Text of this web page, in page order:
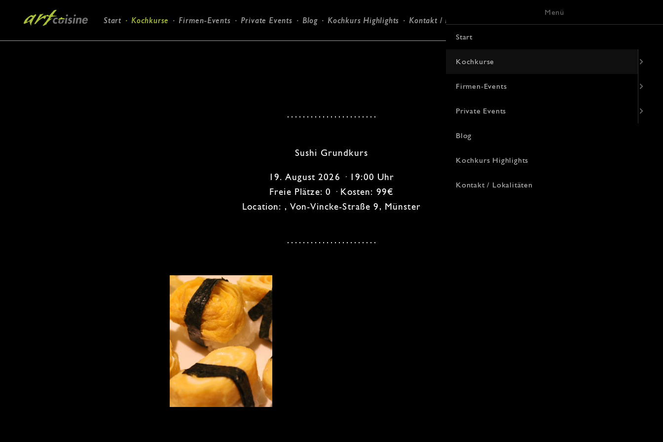
Navigation
Start Kochkurse Firmen-Events Private Events Blog Kochkurs Highlights Kontakt / Lokalitäten
Sushi Grundkurs
19. August 2026 · 19:00 Uhr
Freie Plätze: 0 · Kosten: 99€
Location: , Von-Vincke-Straße 9, Münster
Menü
Start
Kochkurse
Firmen-Events
Private Events
Blog
Kochkurs Highlights
Kontakt / Lokalitäten